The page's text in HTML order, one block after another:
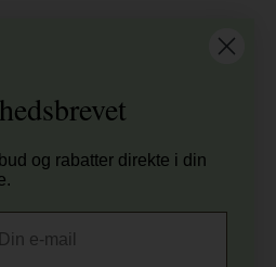
og rabatter direkte i din